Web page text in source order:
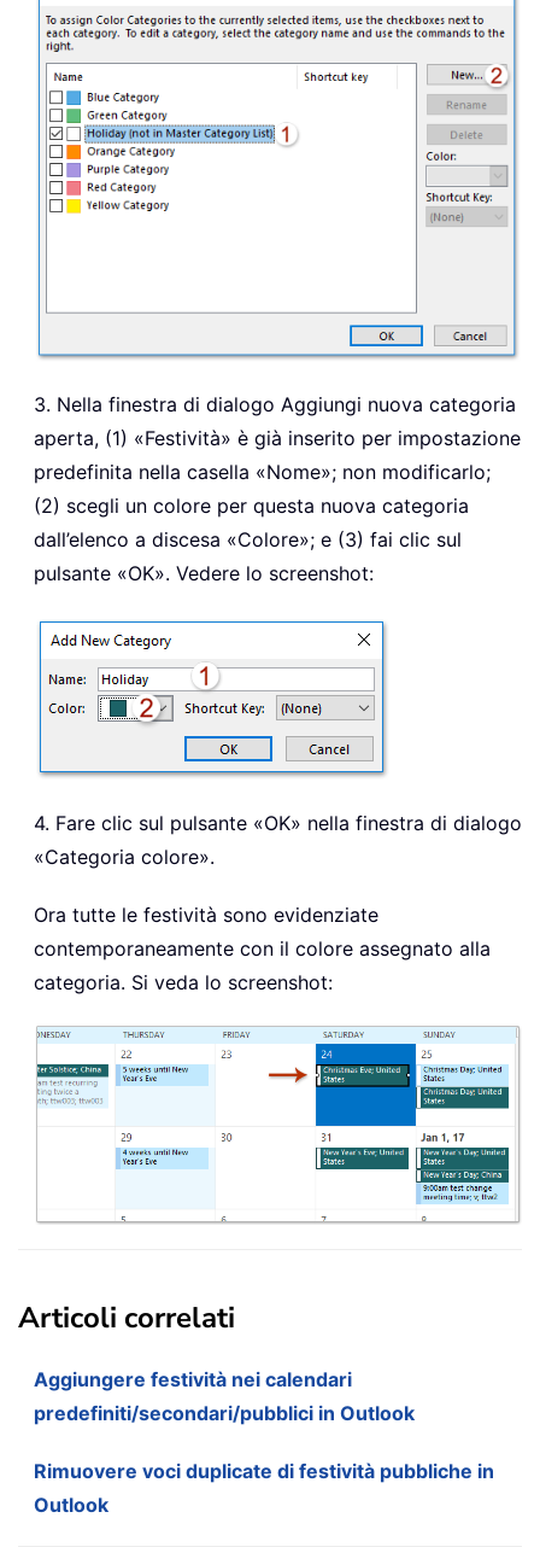
3. Nella finestra di dialogo Aggiungi nuova categoria
aperta, (1) «Festività» è già inserito per impostazione
predefinita nella casella «Nome»; non modificarlo;
(2) scegli un colore per questa nuova categoria
dall’elenco a discesa «Colore»; e (3) fai clic sul
pulsante «OK». Vedere lo screenshot:
4. Fare clic sul pulsante «OK» nella finestra di dialogo
«Categoria colore».
Ora tutte le festività sono evidenziate
contemporaneamente con il colore assegnato alla
categoria. Si veda lo screenshot:
Articoli correlati
Aggiungere festività nei calendari
predefiniti/secondari/pubblici in Outlook
Rimuovere voci duplicate di festività pubbliche in
Outlook